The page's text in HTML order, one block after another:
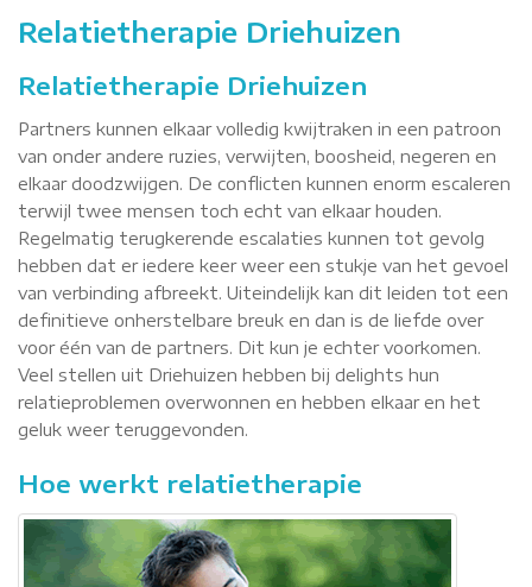
Relatietherapie Driehuizen
Relatietherapie Driehuizen
Partners kunnen elkaar volledig kwijtraken in een patroon
van onder andere ruzies, verwijten, boosheid, negeren en
elkaar doodzwijgen. De conflicten kunnen enorm escaleren
terwijl twee mensen toch echt van elkaar houden.
Regelmatig terugkerende escalaties kunnen tot gevolg
hebben dat er iedere keer weer een stukje van het gevoel
van verbinding afbreekt. Uiteindelijk kan dit leiden tot een
definitieve onherstelbare breuk en dan is de liefde over
voor één van de partners. Dit kun je echter voorkomen.
Veel stellen uit Driehuizen hebben bij delights hun
relatieproblemen overwonnen en hebben elkaar en het
geluk weer teruggevonden.
Hoe werkt relatietherapie